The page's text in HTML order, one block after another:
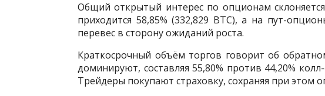
Общий открытый интерес по опционам
приходится 58,85% (332,829 BTC), а на пут-
перевес в сторону ожиданий роста.
Краткосрочный объём торгов говорит об
доминируют, составляя 55,80% против 44,20%
Трейдеры покупают страховку, сохраняя при этом